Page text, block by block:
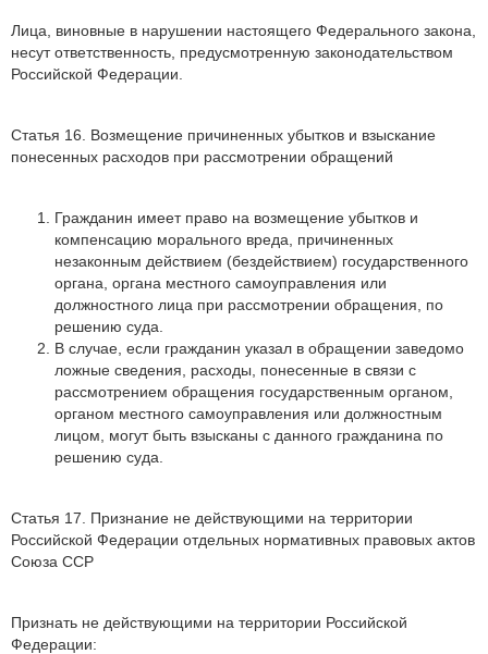
Лица, виновные в нарушении настоящего Федерального закона,
несут ответственность, предусмотренную законодательством
Российской Федерации.
Статья 16. Возмещение причиненных убытков и взыскание
понесенных расходов при рассмотрении обращений
Гражданин имеет право на возмещение убытков и
компенсацию морального вреда, причиненных
незаконным действием (бездействием) государственного
органа, органа местного самоуправления или
должностного лица при рассмотрении обращения, по
решению суда.
В случае, если гражданин указал в обращении заведомо
ложные сведения, расходы, понесенные в связи с
рассмотрением обращения государственным органом,
органом местного самоуправления или должностным
лицом, могут быть взысканы с данного гражданина по
решению суда.
Статья 17. Признание не действующими на территории
Российской Федерации отдельных нормативных правовых актов
Союза ССР
Признать не действующими на территории Российской
Федерации: